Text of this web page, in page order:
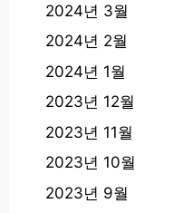
2024년 3월
2024년 2월
2024년 1월
2023년 12월
2023년 11월
2023년 10월
2023년 9월